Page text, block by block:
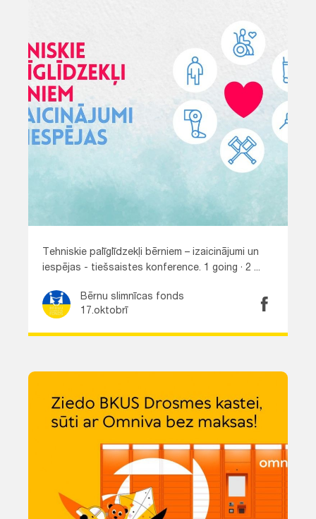
Tehniskie palīglīdzekļi bērniem – izaicinājumi un
iespējas - tiešsaistes konference. 1 going · 2 ...
Bērnu slimnīcas fonds
17.oktobrī